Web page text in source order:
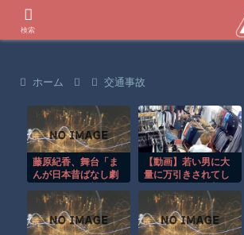
ホーム 交通事故
藤原紀香、舞台「ま
んが日本昔ばなし劇
盤はキャスト全員で
「にんげんっていい
な」歌唱
【動画】若い男に大
量に万引きされてし
さん。
検索